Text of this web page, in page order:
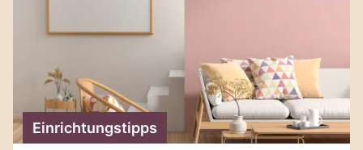
Einrichtungstipps